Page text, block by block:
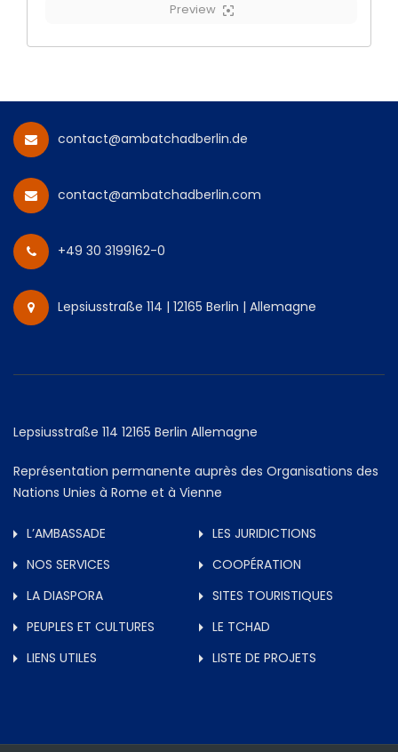
Preview
contact@ambatchadberlin.de
contact@ambatchadberlin.com
+49 30 3199162-0
Lepsiusstraße 114 | 12165 Berlin | Allemagne
Lepsiusstraße 114 12165 Berlin Allemagne
Représentation permanente auprès des Organisations des
Nations Unies à Rome et à Vienne
L’AMBASSADE
LES JURIDICTIONS
NOS SERVICES
COOPÉRATION
LA DIASPORA
SITES TOURISTIQUES
PEUPLES ET CULTURES
LE TCHAD
LIENS UTILES
LISTE DE PROJETS